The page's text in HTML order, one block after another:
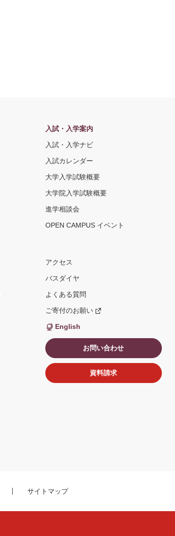
入試・入学案内
入試・入学ナビ
入試カレンダー
大学入学試験概要
大学院入学試験概要
進学相談会
OPEN CAMPUS イベント
アクセス
バスダイヤ
よくある質問
ご寄付のお願い
新
ィ
ン
ド
ウ
で
開
く
English
お問い合わせ
資料請求
サイトマップ